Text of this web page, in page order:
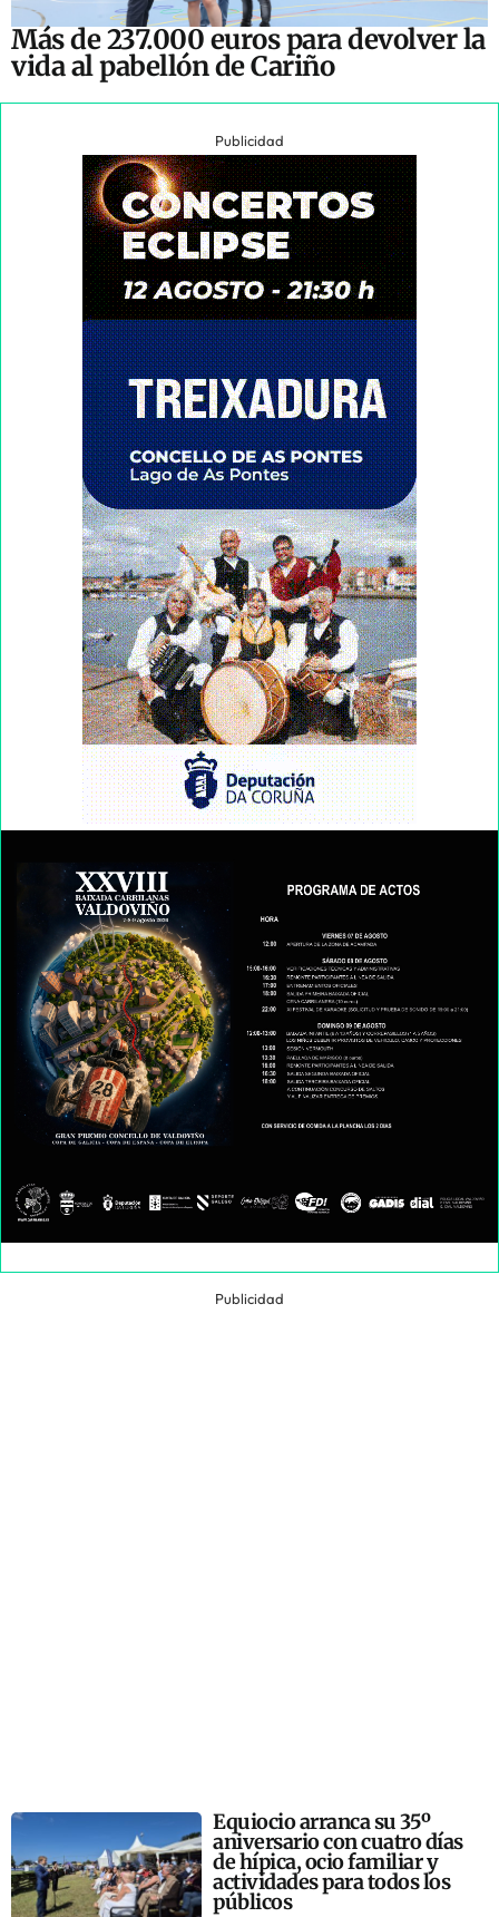
Más de 237.000 euros para devolver la
vida al pabellón de Cariño
Publicidad
Publicidad
Equiocio arranca su 35º
aniversario con cuatro días
de hípica, ocio familiar y
actividades para todos los
públicos